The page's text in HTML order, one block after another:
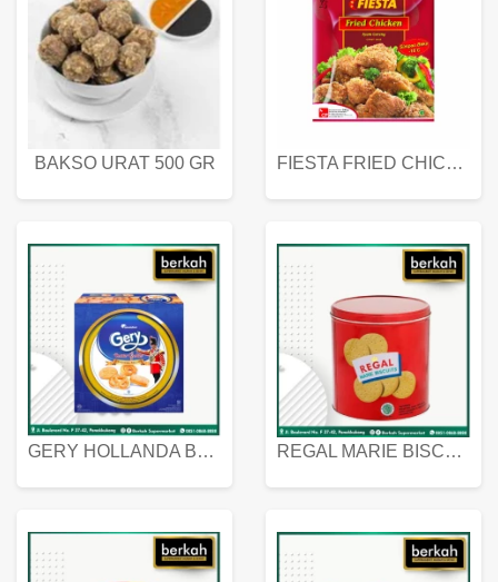
BAKSO URAT 500 GR FIESTA FRIED CHICKEN 500 GR
GERY HOLLANDA BUTTER COOKIES 450 GRAM REGAL MARIE BISCUIT KALENG 550 GRAM